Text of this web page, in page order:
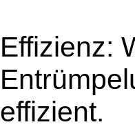
Effizienz:
effizient.